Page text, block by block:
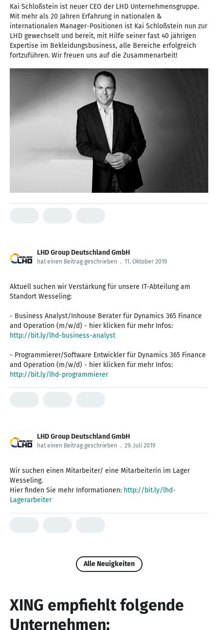
Kai Schloßstein ist neuer CEO der LHD Unternehmensgruppe.
Mit mehr als 20 Jahren Erfahrung in nationalen &
internationalen Manager-Positionen ist Kai Schloßstein nun zur
LHD gewechselt und bereit, mit Hilfe seiner fast 40 jährigen
Expertise im Bekleidungsbusiness, alle Bereiche erfolgreich
fortzuführen. Wir freuen uns auf die Zusammenarbeit!
LHD Group Deutschland GmbH
hat einen Beitrag geschrieben . 11. Oktober 2019
Aktuell suchen wir Verstärkung für unsere IT-Abteilung am
Standort Wesseling:
- Business Analyst/Inhouse Berater für Dynamics 365 Finance
http://bit.ly/lhd-business-analyst
- Programmierer/Software Entwickler für Dynamics 365 Finance
http://bit.ly/lhd-programmierer
LHD Group Deutschland GmbH
hat einen Beitrag geschrieben . 29. Juli 2019
Wir suchen einen Mitarbeiter/ eine Mitarbeiterin im Lager
Wesseling.
Hier finden Sie mehr Informationen: http://bit.ly/lhd-
Lagerarbeiter
Alle Neuigkeiten
XING empfiehlt folgende
Unternehmen: